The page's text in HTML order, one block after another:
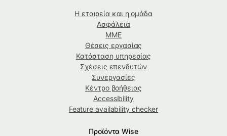
Η εταιρεία και η ομάδα
Ασφάλεια
ΜΜΕ
Θέσεις εργασίας
Κατάσταση υπηρεσίας
Σχέσεις επενδυτών
Συνεργασίες
Κέντρο βοήθειας
Accessibility
Feature availability checker
Προϊόντα Wise